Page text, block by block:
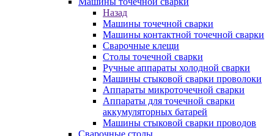
Назад
Машины точечной сварки
Машины контактной точечной сварки
Сварочные клещи
Столы точечной сварки
Ручные аппараты холодной сварки
Машины стыковой сварки проволоки
Аппараты микроточечной сварки
Аппараты для точечной сварки
аккумуляторных батарей
Машины стыковой сварки проводов
Сварочные столы